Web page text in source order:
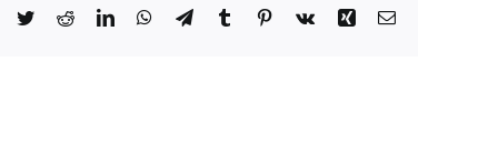
Facebook
TwitterRedditLinkedInWhatsApp
TelegramTumblr Pinterest
Vk Xing Email